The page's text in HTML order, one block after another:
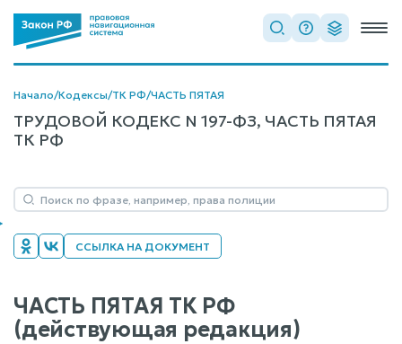
Начало/Кодексы/ТК РФ/ЧАСТЬ ПЯТАЯ
ТРУДОВОЙ КОДЕКС N 197-ФЗ, ЧАСТЬ ПЯТАЯ
ТК РФ
ССЫЛКА НА ДОКУМЕНТ
ЧАСТЬ ПЯТАЯ ТК РФ
(действующая редакция)